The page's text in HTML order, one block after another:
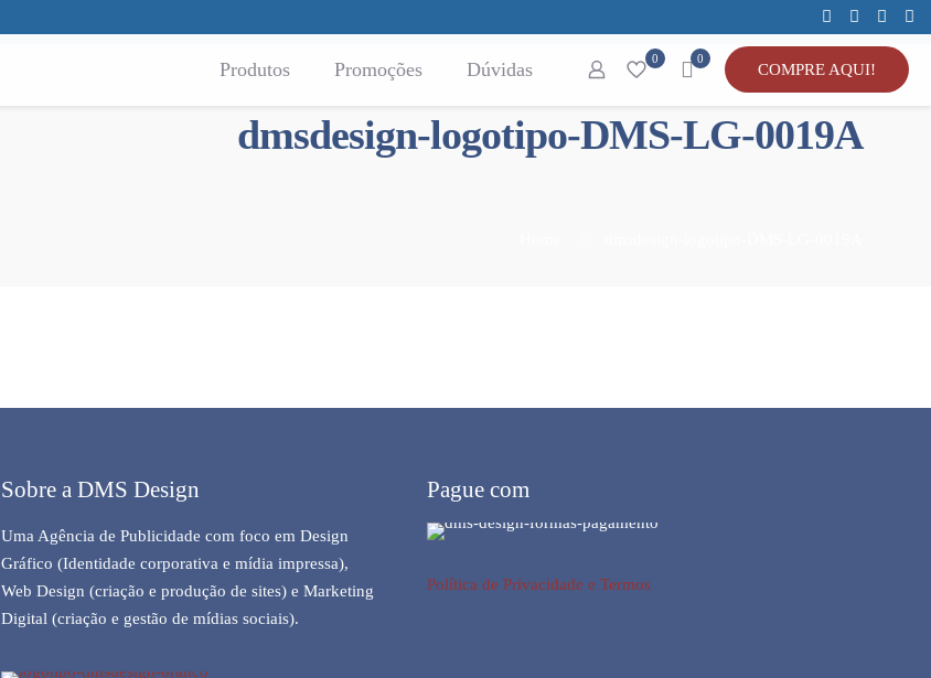
Produtos Promoções Dúvidas 0 0
COMPRE AQUI!
dmsdesign-logotipo-DMS-LG-0019A
Sobre a DMS Design
Uma Agência de Publicidade com foco em Design
Gráfico (Identidade corporativa e mídia impressa),
Web Design (criação e produção de sites) e Marketing
Digital (criação e gestão de mídias sociais).
Pague com
Política de Privacidade e Termos